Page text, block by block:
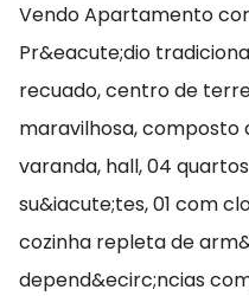
Vendo Apartamento
Pr&eacute;dio
recuado, centro de
maravilhosa, composto
varanda, hall, 04
su&iacute;tes, 01 com
cozinha repleta de
depend&ecirc;ncias